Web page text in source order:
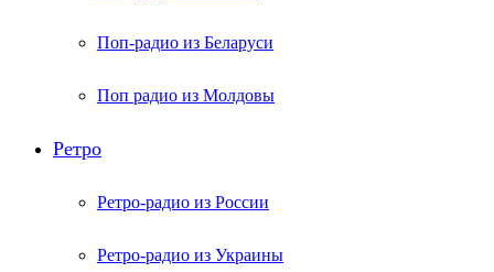
Поп-радио из Беларуси
Поп радио из Молдовы
Ретро
Ретро-радио из России
Ретро-радио из Украины